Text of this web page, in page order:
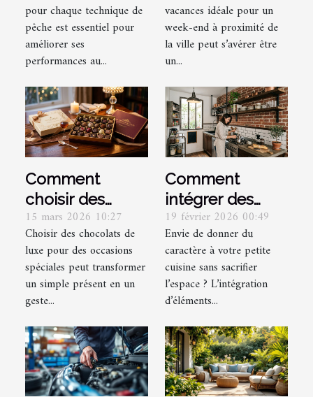
techniques de
pêche ?
pour chaque technique de
pêche est essentiel pour
améliorer ses
performances au...
un week-end
proche de la
ville ?
vacances idéale pour un
week-end à proximité de
la ville peut s’avérer être
un...
Comment
choisir des
chocolats de
luxe pour des
occasions
spéciales ?
15 mars 2026 10:27
Choisir des chocolats de
luxe pour des occasions
spéciales peut transformer
un simple présent en un
geste...
Comment
intégrer des
éléments
industriels dans
une petite
cuisine ?
19 février 2026 00:49
Envie de donner du
caractère à votre petite
cuisine sans sacrifier
l’espace ? L’intégration
d’éléments...